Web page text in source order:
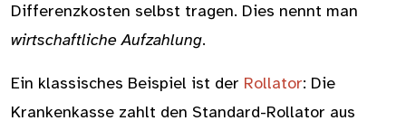
Differenzkosten selbst tragen. Dies nennt man
wirtschaftliche Aufzahlung.
Ein klassisches Beispiel ist der Rollator: Die
Krankenkasse zahlt den Standard-Rollator aus